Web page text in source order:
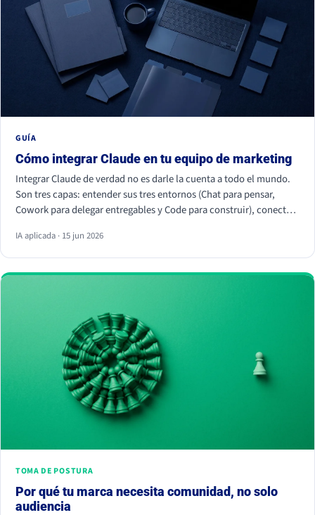
GUÍA
Cómo integrar Claude en tu equipo de marketing
Integrar Claude de verdad no es darle la cuenta a todo el mundo.
Son tres capas: entender sus tres entornos (Chat para pensar,
Cowork para delegar entregables y Code para construir), conectar
para que trabaje con tus datos, y crear Skills que conviertan
vuestra forma de trabajar en algo repetible. La magia no está en el
chat, está en los conectores y los Skills.
IA aplicada · 15 jun 2026
TOMA DE POSTURA
Por qué tu marca necesita comunidad, no solo
audiencia